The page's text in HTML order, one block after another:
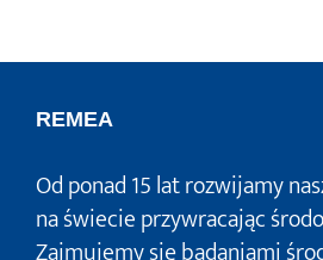
REMEA
Od ponad 15 lat rozwijamy
na świecie przywracając